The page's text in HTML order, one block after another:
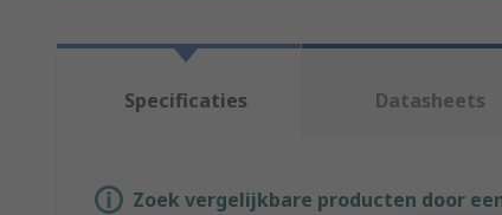
Specificaties Datasheets
Zoek vergelijkbare producten door